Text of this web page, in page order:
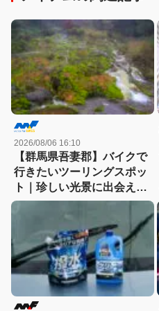
2026/08/06 16:10
【群馬県吾妻郡】バイクで
行きたいツーリングスポッ
ト｜珍しい光景に出会える
「チャツボミゴケ公園」